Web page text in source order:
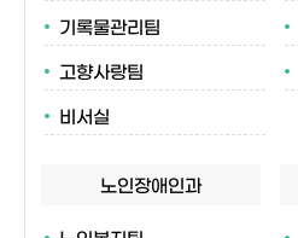
기록물관리팀
고향사랑팀
비서실
노인장애인과